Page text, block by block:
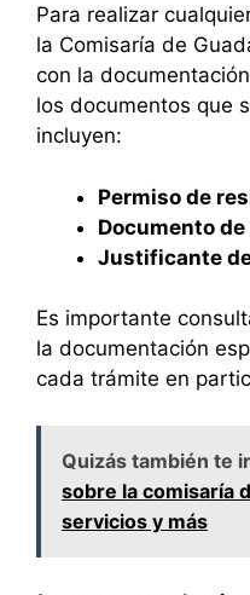
Para realizar
la Comisaría de
con la
los documentos que
incluyen:
Permiso de
Documento
Justificante
Es importante
la documentación
cada trámite en
Quizás también te
sobre la comisaría
servicios y más